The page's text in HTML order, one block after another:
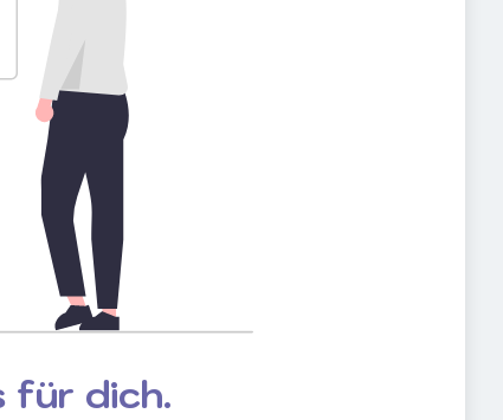
für dich.